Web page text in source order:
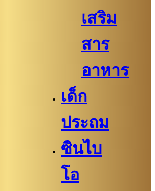
เสริม
สาร
อาหาร
เด็ก
ประถม
ซินไบ
โอ